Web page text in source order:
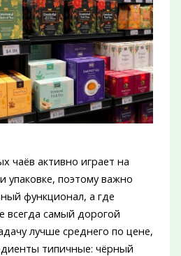
чаёв активно играет на
упаковке, поэтому важно
функционал, а где
всегда самый дорогой
лучше среднего по цене,
типичные: чёрный